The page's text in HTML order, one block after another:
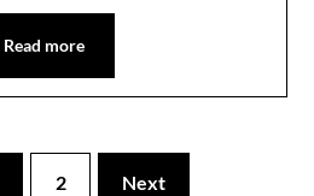
Read more
2 Next